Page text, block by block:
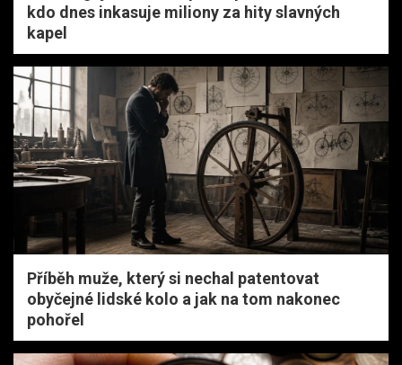
kdo dnes inkasuje miliony za hity slavných
kapel
Příběh muže, který si nechal patentovat
obyčejné lidské kolo a jak na tom nakonec
pohořel